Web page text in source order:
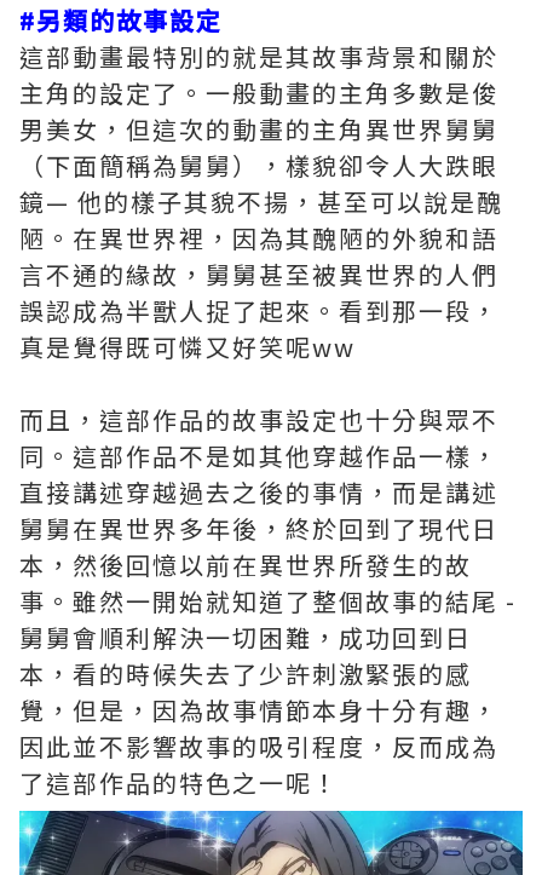
#另類的故事設定
這部動畫最特別的就是其故事背景和關於
主角的設定了。一般動畫的主角多數是俊
男美女，但這次的動畫的主角異世界舅舅
（下面簡稱為舅舅），樣貌卻令人大跌眼
鏡— 他的樣子其貌不揚，甚至可以說是醜
陋。在異世界裡，因為其醜陋的外貌和語
言不通的緣故，舅舅甚至被異世界的人們
誤認成為半獸人捉了起來。看到那一段，
真是覺得既可憐又好笑呢ww
而且，這部作品的故事設定也十分與眾不
同。這部作品不是如其他穿越作品一樣，
直接講述穿越過去之後的事情，而是講述
舅舅在異世界多年後，終於回到了現代日
本，然後回憶以前在異世界所發生的故
事。雖然一開始就知道了整個故事的結尾 -
舅舅會順利解決一切困難，成功回到日
本，看的時候失去了少許刺激緊張的感
覺，但是，因為故事情節本身十分有趣，
因此並不影響故事的吸引程度，反而成為
了這部作品的特色之一呢！